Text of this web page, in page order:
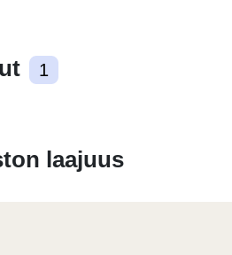
1
laajuus